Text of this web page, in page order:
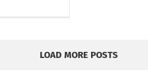
LOAD MORE POSTS